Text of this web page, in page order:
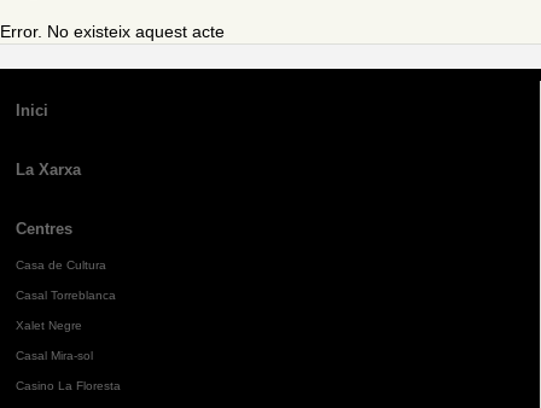
Error. No existeix aquest acte
Inici
La Xarxa
Centres
Casa de Cultura
Casal Torreblanca
Xalet Negre
Casal Mira-sol
Casino La Floresta